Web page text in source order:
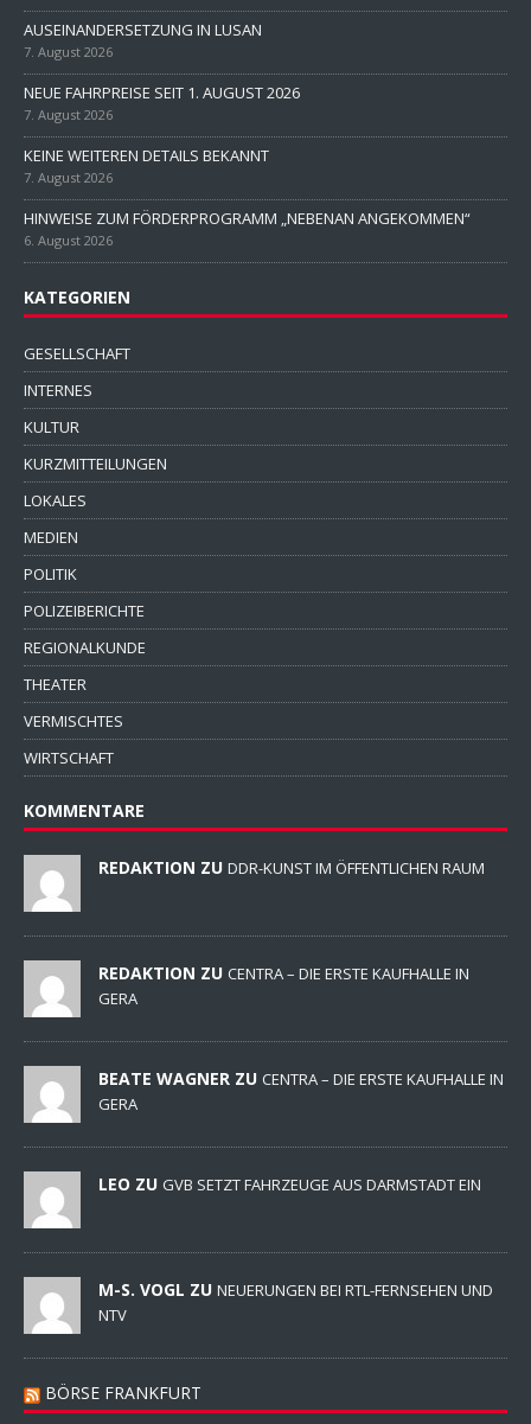
AUSEINANDERSETZUNG IN LUSAN
7. August 2026
NEUE FAHRPREISE SEIT 1. AUGUST 2026
7. August 2026
KEINE WEITEREN DETAILS BEKANNT
7. August 2026
HINWEISE ZUM FÖRDERPROGRAMM „NEBENAN ANGEKOMMEN“
6. August 2026
KATEGORIEN
GESELLSCHAFT
INTERNES
KULTUR
KURZMITTEILUNGEN
LOKALES
MEDIEN
POLITIK
POLIZEIBERICHTE
REGIONALKUNDE
THEATER
VERMISCHTES
WIRTSCHAFT
KOMMENTARE
REDAKTION ZU DDR-KUNST IM ÖFFENTLICHEN RAUM
REDAKTION ZU CENTRA – DIE ERSTE KAUFHALLE IN
GERA
BEATE WAGNER ZU CENTRA – DIE ERSTE KAUFHALLE IN
GERA
LEO ZU GVB SETZT FAHRZEUGE AUS DARMSTADT EIN
M-S. VOGL ZU NEUERUNGEN BEI RTL-FERNSEHEN UND
NTV
BÖRSE FRANKFURT